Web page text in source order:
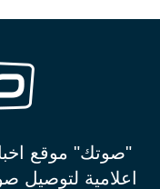
"صوتك" موقع
اعلامية لتوصيل